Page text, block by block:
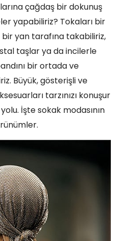
çağdaş bir dokunuş
yapabiliriz? Tokaları bir
yan tarafına takabiliriz,
taşlar ya da incilerle
bir ortada ve
Büyük, gösterişli ve
tarzınızı konuşur
İşte sokak modasının